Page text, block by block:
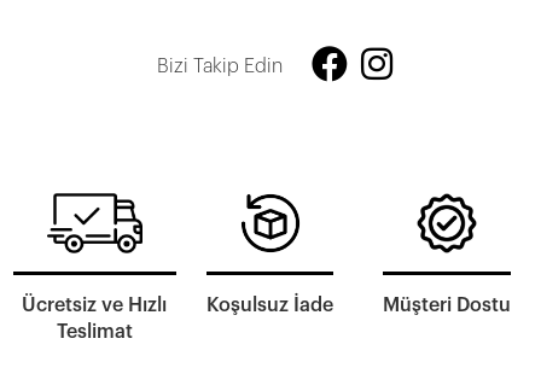
Bizi Takip Edin
Ücretsiz ve Hızlı
Teslimat
Koşulsuz İade Müşteri Dostu